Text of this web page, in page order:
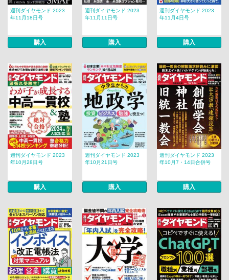
週刊ダイヤモンド 2023
年11月18日号
購入
週刊ダイヤモンド 2023
年11月11日号
購入
週刊ダイヤモンド 2023
年11月4日号
購入
週刊ダイヤモンド 2023
年10月28日号
購入
週刊ダイヤモンド 2023
年10月21日号
購入
週刊ダイヤモンド 2023
年10月7・14日合併号
購入